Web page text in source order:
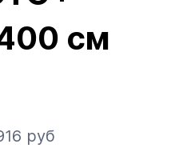
см
руб